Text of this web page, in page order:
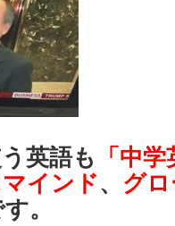
英語も 「中
インド、 グ
。